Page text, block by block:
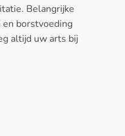
Belangrijke
en borstvoeding
altijd uw arts bij